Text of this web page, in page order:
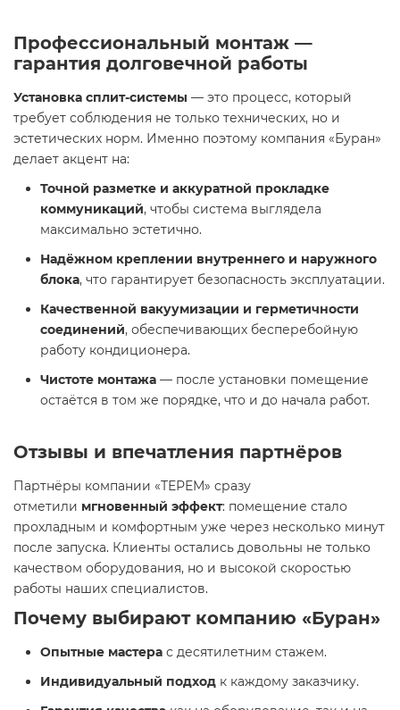
Профессиональный монтаж —
гарантия долговечной работы
Установка сплит-системы — это процесс, который
требует соблюдения не только технических, но и
эстетических норм. Именно поэтому компания «Буран»
делает акцент на:
Точной разметке и аккуратной прокладке
коммуникаций, чтобы система выглядела
максимально эстетично.
Надёжном креплении внутреннего и наружного
блока, что гарантирует безопасность эксплуатации.
Качественной вакуумизации и герметичности
соединений, обеспечивающих бесперебойную
работу кондиционера.
Чистоте монтажа — после установки помещение
остаётся в том же порядке, что и до начала работ.
Отзывы и впечатления партнёров
Партнёры компании «ТЕРЕМ» сразу
отметили мгновенный эффект: помещение стало
прохладным и комфортным уже через несколько минут
после запуска. Клиенты остались довольны не только
качеством оборудования, но и высокой скоростью
работы наших специалистов.
Почему выбирают компанию «Буран»
Опытные мастера с десятилетним стажем.
Индивидуальный подход к каждому заказчику.